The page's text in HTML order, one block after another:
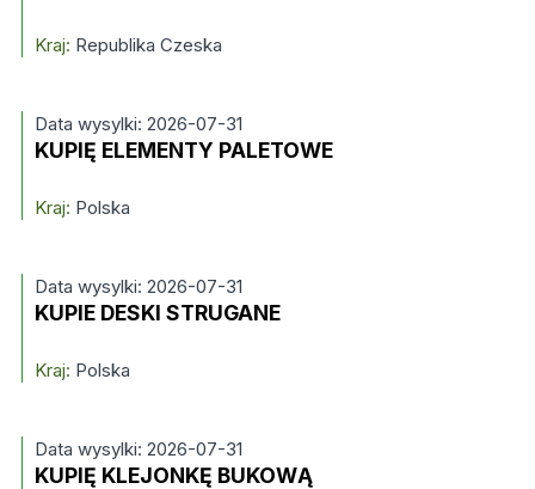
Kraj: Republika Czeska
Data wysylki: 2026-07-31
KUPIĘ ELEMENTY PALETOWE
Kraj: Polska
Data wysylki: 2026-07-31
KUPIE DESKI STRUGANE
Kraj: Polska
Data wysylki: 2026-07-31
KUPIĘ KLEJONKĘ BUKOWĄ